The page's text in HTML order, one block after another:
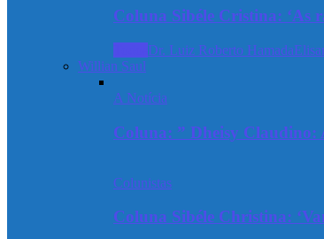
Coluna Sibéle Cristina: ‘As
Dr. Luiz Roberto Hamada
Willian Saul
A Notícia
Coluna: ” Dheisy Claudino:
Colunistas
Coluna Sibéle Christina: